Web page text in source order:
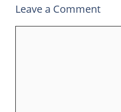
Leave a Comment